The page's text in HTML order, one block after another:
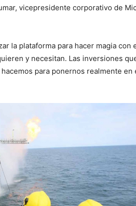
vicepresidente corporativo de
la plataforma para hacer magia con
y necesitan. Las inversiones
para ponernos realmente en